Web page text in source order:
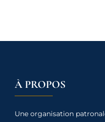
À PROPOS
Une organisation